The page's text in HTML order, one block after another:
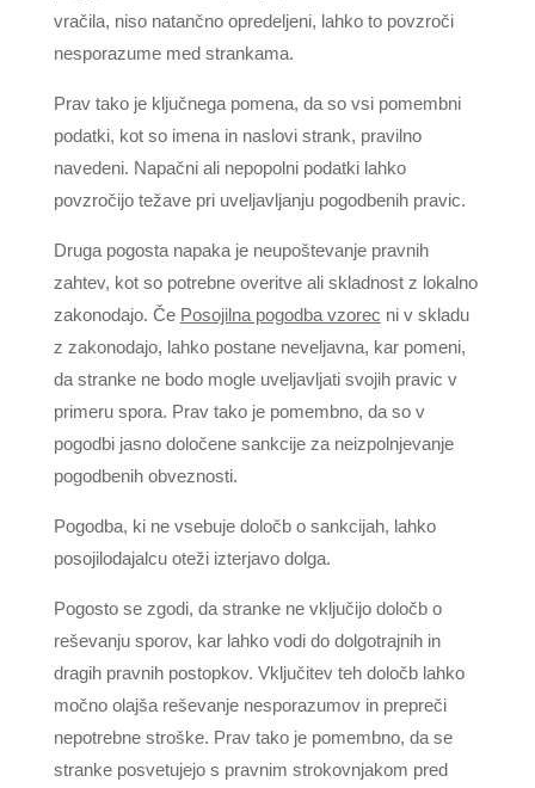
vračila, niso natančno opredeljeni, lahko to povzroči
nesporazume med strankama.
Prav tako je ključnega pomena, da so vsi pomembni
podatki, kot so imena in naslovi strank, pravilno
navedeni. Napačni ali nepopolni podatki lahko
povzročijo težave pri uveljavljanju pogodbenih pravic.
Druga pogosta napaka je neupoštevanje pravnih
zahtev, kot so potrebne overitve ali skladnost z lokalno
zakonodajo. Če Posojilna pogodba vzorec ni v skladu
z zakonodajo, lahko postane neveljavna, kar pomeni,
da stranke ne bodo mogle uveljavljati svojih pravic v
primeru spora. Prav tako je pomembno, da so v
pogodbi jasno določene sankcije za neizpolnjevanje
pogodbenih obveznosti.
Pogodba, ki ne vsebuje določb o sankcijah, lahko
posojilodajalcu oteži izterjavo dolga.
Pogosto se zgodi, da stranke ne vključijo določb o
reševanju sporov, kar lahko vodi do dolgotrajnih in
dragih pravnih postopkov. Vključitev teh določb lahko
močno olajša reševanje nesporazumov in prepreči
nepotrebne stroške. Prav tako je pomembno, da se
stranke posvetujejo s pravnim strokovnjakom pred